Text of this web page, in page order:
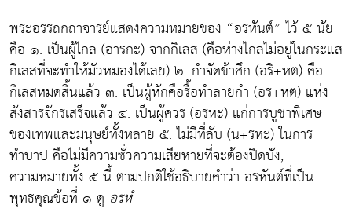
พระอรรถกถาจารย์แสดงความหมายของ “อรหันต์” ไว้ ๕ นัย
คือ ๑. เป็นผู้ไกล (อารกะ) จากกิเลส (คือห่างไกลไม่อยู่ในกระแส
กิเลสที่จะทำให้มัวหมองได้เลย) ๒. กำจัดข้าศึก (อริ+หต) คือ
กิเลสหมดสิ้นแล้ว ๓. เป็นผู้หักคือรื้อทำลายกำ (อร+หต) แห่ง
สังสารจักรเสร็จแล้ว ๔. เป็นผู้ควร (อรหะ) แก่การบูชาพิเศษ
ของเทพและมนุษย์ทั้งหลาย ๕. ไม่มีที่ลับ (น+รหะ) ในการ
ทำบาป คือไม่มีความชั่วความเสียหายที่จะต้องปิดบัง;
ความหมายทั้ง ๕ นี้ ตามปกติใช้อธิบายคำว่า อรหันต์ที่เป็น
พุทธคุณข้อที่ ๑ ดู อรหํ